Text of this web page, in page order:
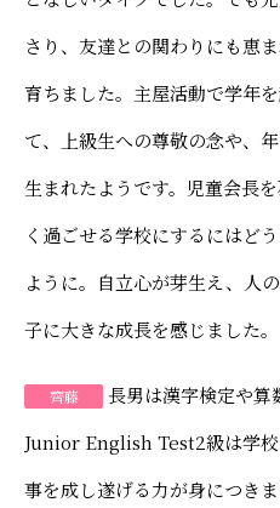
さり、友達との関わりにも恵
育ちました。主屋活動で学年
て、上級生への尊敬の念や、
生まれたようです。児童会長
く過ごせる学校にするにはど
ように。自立心が芽生え、人
子に大きな成長を感じました。
齊藤
長男は漢字検定や算
Junior English Test2級は学
事を成し遂げる力が身につき